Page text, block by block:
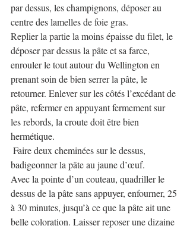
par dessus, les champignons, déposer au
centre des lamelles de foie gras.
Replier la partie la moins épaisse du filet, le
déposer par dessus la pâte et sa farce,
enrouler le tout autour du Wellington en
prenant soin de bien serrer la pâte, le
retourner. Enlever sur les côtés l’excédant de
pâte, refermer en appuyant fermement sur
les rebords, la croute doit être bien
hermétique.
badigeonner la pâte au jaune d’œuf.
Avec la pointe d’un couteau, quadriller le
dessus de la pâte sans appuyer, enfourner, 25
à 30 minutes, jusqu’à ce que la pâte ait une
belle coloration. Laisser reposer une dizaine